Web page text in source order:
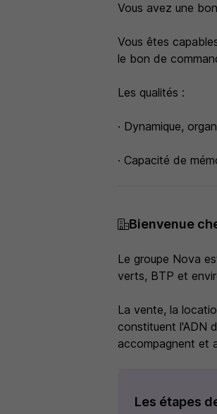
Vous avez une
Vous êtes
le bon de
Les qualités :
· Dynamique,
· Capacité de
Bienvenue
Le groupe Nova
verts, BTP et
La vente, la
constituent l'ADN
accompagnent et
Les étapes